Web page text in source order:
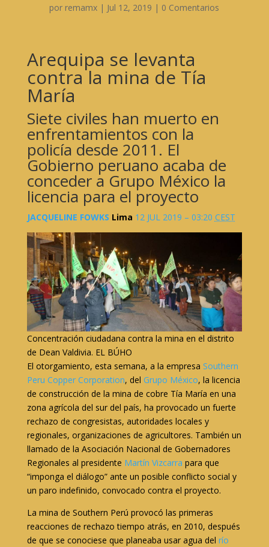
por remamx | Jul 12, 2019 | 0 Comentarios
Arequipa se levanta
contra la mina de Tía
María
Siete civiles han muerto en
enfrentamientos con la
policía desde 2011. El
Gobierno peruano acaba de
conceder a Grupo México la
licencia para el proyecto
JACQUELINE FOWKS Lima 12 JUL 2019 – 03:20 CEST
Concentración ciudadana contra la mina en el distrito
de Dean Valdivia. EL BÚHO
El otorgamiento, esta semana, a la empresa Southern
Peru Copper Corporation, del Grupo México, la licencia
de construcción de la mina de cobre Tía María en una
zona agrícola del sur del país, ha provocado un fuerte
rechazo de congresistas, autoridades locales y
regionales, organizaciones de agricultores. También un
llamado de la Asociación Nacional de Gobernadores
Regionales al presidente Martín Vizcarra para que
“imponga el diálogo” ante un posible conflicto social y
un paro indefinido, convocado contra el proyecto.
La mina de Southern Perú provocó las primeras
reacciones de rechazo tiempo atrás, en 2010, después
de que se conociese que planeaba usar agua del río